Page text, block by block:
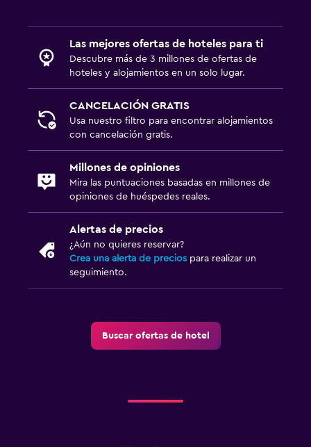
Las mejores ofertas de hoteles para ti
Descubre más de 3 millones de ofertas de
hoteles y alojamientos en un solo lugar.
CANCELACIÓN GRATIS
Usa nuestro filtro para encontrar alojamientos
con cancelación gratis.
Millones de opiniones
Mira las puntuaciones basadas en millones de
opiniones de huéspedes reales.
Alertas de precios
¿Aún no quieres reservar?
Crea una alerta de precios para realizar un
seguimiento.
Buscar ofertas de hotel